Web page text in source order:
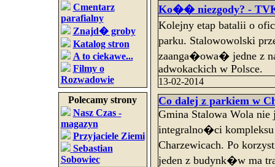
Cmentarz
parafialny
Znajd� groby
Katalog stron
A to ciekawe...
Filmy o
Rozwadowie
Polecamy strony
Nasz Czas -
magazyn
Przyjaciele Ziemi
Sebastian
Sobowiec
Ko�� niezgody? -
Kolejny etap batalii o
parku. Stalowowolski
zaanga�owa� jedne z
adwokackich w Polsce.
13-02-2014
Co dalej z parkiem w
Gmina Stalowa Wola nie
integralno�ci
Charzewicach. Po
jeden z budynk�w ma